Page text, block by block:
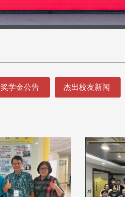
奖学金公告 杰出校友新闻